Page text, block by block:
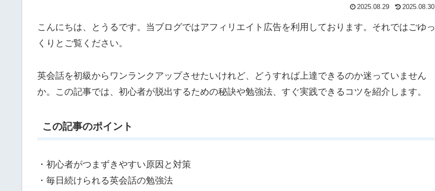
2025.08.29 2025.08.30
こんにちは、とうるです。当ブログではアフィリエイト広告を利用しております。それではごゆっ
くりとご覧ください。
英会話を初級からワンランクアップさせたいけれど、どうすれば上達できるのか迷っていません
か。この記事では、初心者が脱出するための秘訣や勉強法、すぐ実践できるコツを紹介します。
この記事のポイント
・初心者がつまずきやすい原因と対策
・毎日続けられる英会話の勉強法